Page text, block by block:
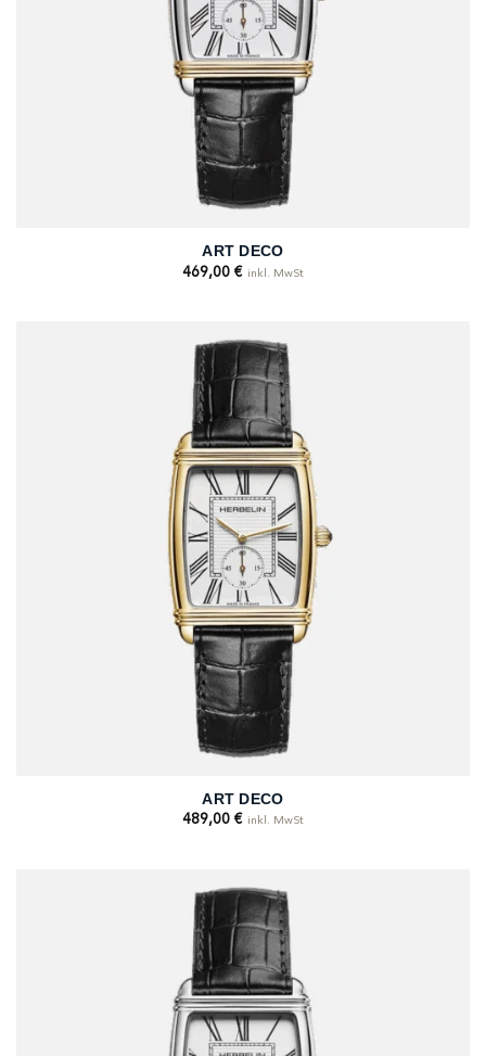
ART DECO
469,00 € inkl. MwSt
ART DECO
489,00 € inkl. MwSt